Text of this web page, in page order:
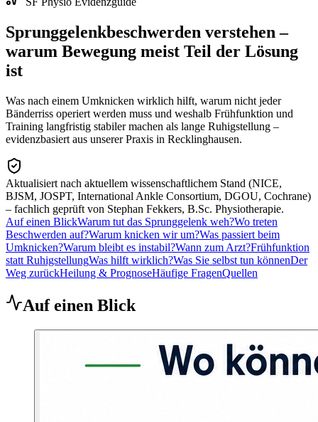
Sprunggelenkbeschwerden verstehen –
warum Bewegung meist Teil der Lösung
ist
Was nach einem Umknicken wirklich hilft, warum nicht jeder
Bänderriss operiert werden muss und weshalb Frühfunktion und
Training langfristig stabiler machen als lange Ruhigstellung –
evidenzbasiert aus unserer Praxis in Recklinghausen.
Aktualisiert nach aktuellem wissenschaftlichem Stand (NICE,
BJSM, JOSPT, International Ankle Consortium, DGOU, Cochrane)
– fachlich geprüft von Stephan Fekkers, B.Sc. Physiotherapie.
Auf einen BlickWarum tut das Sprunggelenk weh?Wo treten
Beschwerden auf?Warum knicken wir um?Was passiert beim
Umknicken?Warum bleibt es instabil?Wann zum Arzt?Frühfunktion
statt RuhigstellungWas hilft wirklich?Was Sie selbst tun könnenDer
Weg zurückHeilung & PrognoseHäufige FragenQuellen
Auf einen Blick